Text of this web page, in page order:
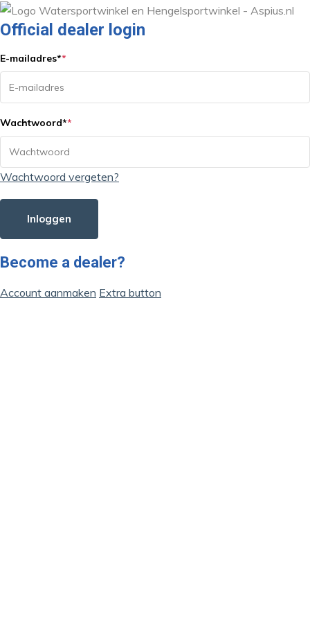
Official dealer login
E-mailadres**
Wachtwoord**
Wachtwoord vergeten?
Inloggen
Become a dealer?
Account aanmaken Extra button